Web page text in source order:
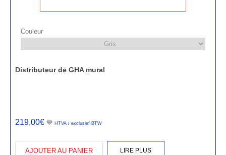
Couleur
Distributeur de GHA mural
219,00€ 💙 HTVA / exclusief BTW
AJOUTER AU PANIER LIRE PLUS